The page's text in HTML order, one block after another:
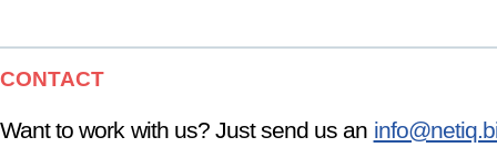
CONTACT
Want to work with us? Just send us an